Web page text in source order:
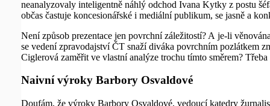
neanalyzovaly inteligentně náhlý odchod Ivana Kytky z postu
občas častuje koncesionářské i mediální publikum, se jasně a
Není způsob prezentace jen povrchní záležitostí? A je-li
se vedení zpravodajství ČT snaží diváka povrchním pozlátkem
Ciglerová zaměřit ve vlastní analýze trochu tímto směrem?
Naivní výroky Barbory Osvaldové
Doufám, že výroky Barbory Osvaldové, vedoucí katedry